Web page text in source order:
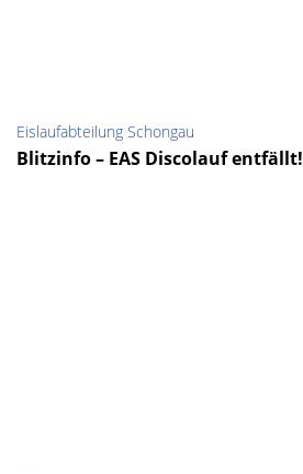
Eislaufabteilung Schongau
Blitzinfo – EAS Discolauf entfällt!